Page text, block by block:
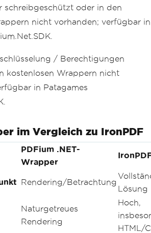
schreibgeschützt oder in den
nicht vorhanden; verfügbar in
/ Berechtigungen
kostenlosen Wrappern nicht
in Patagames
im Vergleich zu IronPDF
PDFium .NET-
Wrapper
Rendering/Betrachtung
Lösung
Naturgetreues
Rendering
Hoch,
HTML/